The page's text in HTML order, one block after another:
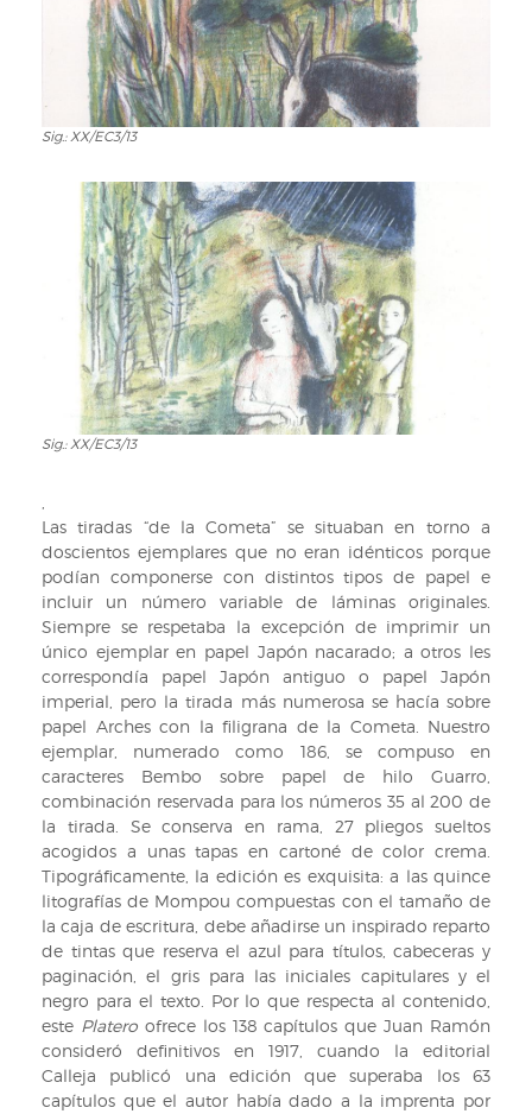
Sig.:
Sig.: XX/EC3/13
Sig.:
Sig.: XX/EC3/13
Las tiradas “de la Cometa” se situaban en torno a
doscientos ejemplares que no eran idénticos porque
podían componerse con distintos tipos de papel e
incluir un número variable de láminas originales.
Siempre se respetaba la excepción de imprimir un
único ejemplar en papel Japón nacarado; a otros les
correspondía papel Japón antiguo o papel Japón
imperial, pero la tirada más numerosa se hacía sobre
papel Arches con la filigrana de la Cometa. Nuestro
ejemplar, numerado como 186, se compuso en
caracteres Bembo sobre papel de hilo Guarro,
combinación reservada para los números 35 al 200 de
la tirada. Se conserva en rama, 27 pliegos sueltos
acogidos a unas tapas en cartoné de color crema.
Tipográficamente, la edición es exquisita: a las quince
litografías de Mompou compuestas con el tamaño de
la caja de escritura, debe añadirse un inspirado reparto
de tintas que reserva el azul para títulos, cabeceras y
paginación, el gris para las iniciales capitulares y el
negro para el texto. Por lo que respecta al contenido,
este Platero ofrece los 138 capítulos que Juan Ramón
consideró definitivos en 1917, cuando la editorial
Calleja publicó una edición que superaba los 63
capítulos que el autor había dado a la imprenta por